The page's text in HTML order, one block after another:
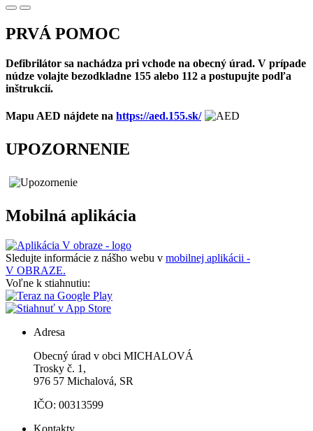
PRVÁ POMOC
Defibrilátor sa nachádza pri vchode na obecný úrad. V prípade
núdze volajte bezodkladne 155 alebo 112 a postupujte podľa
inštrukcií.
Mapu AED nájdete na https://aed.155.sk/
UPOZORNENIE
Mobilná aplikácia
Sledujte informácie z nášho webu v mobilnej aplikácii -
V OBRAZE.
Voľne k stiahnutiu:
Adresa
Obecný úrad v obci MICHALOVÁ
Trosky č. 1,
976 57 Michalová, SR
IČO: 00313599
Kontakty